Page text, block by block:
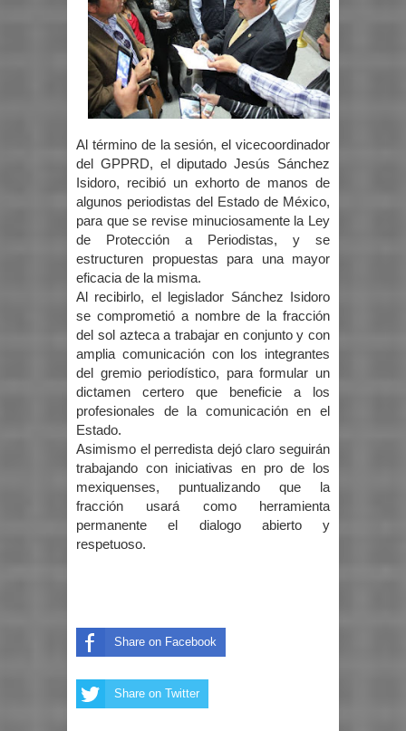
Al término de la sesión, el vicecoordinador
del GPPRD, el diputado Jesús Sánchez
Isidoro, recibió un exhorto de manos de
algunos periodistas del Estado de México,
para que se revise minuciosamente la Ley
de Protección a Periodistas, y se
estructuren propuestas para una mayor
eficacia de la misma.
Al recibirlo, el legislador Sánchez Isidoro
se comprometió a nombre de la fracción
del sol azteca a trabajar en conjunto y con
amplia comunicación con los integrantes
del gremio periodístico, para formular un
dictamen certero que beneficie a los
profesionales de la comunicación en el
Estado.
Asimismo el perredista dejó claro seguirán
trabajando con iniciativas en pro de los
mexiquenses, puntualizando que la
fracción usará como herramienta
permanente el dialogo abierto y
respetuoso.
Share on Facebook
Share on Twitter